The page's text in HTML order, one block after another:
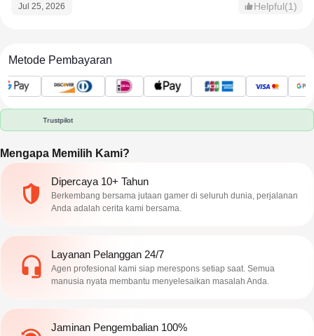
Jul 25, 2026 Helpful(1)
Metode Pembayaran
Trustpilot
Mengapa Memilih Kami?
Dipercaya 10+ Tahun
Berkembang bersama jutaan gamer di seluruh dunia, perjalanan
Anda adalah cerita kami bersama.
Layanan Pelanggan 24/7
Agen profesional kami siap merespons setiap saat. Semua
manusia nyata membantu menyelesaikan masalah Anda.
Jaminan Pengembalian 100%